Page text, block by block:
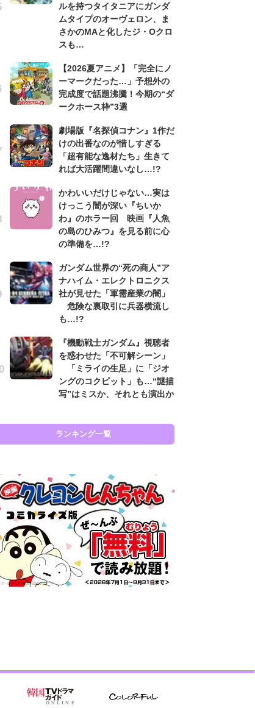
ルを持つタイタニアにガンダ
ムタイプのオーヴェロン、ま
さかのMAと化したジ・Oクロ
スも…
【2026夏アニメ】「完全にノ
ーマークだった…」予想外の
完成度で話題沸騰！今期の“ダ
ークホース枠”3選
劇場版『名探偵コナン』1作だ
けの出番なのが惜しすぎる
「超有能な逸材たち」生きて
れば大活躍間違いなし…!?
かわいいだけじゃない…実は
けっこう闇が深い『ちいか
わ』のホラー回 映画『人魚
の島のひみつ』を見る前に心
の準備を…!?
ガンダム世界の“死の商人”ア
ナハイム・エレクトロニクス
社が見せた「軍需産業の闇」
危険な裏取引に兵器横流し
も…!?
『機動戦士ガンダム』視聴者
を惑わせた「不可解シーン」
「ミライの生足」に「ジオ
ングのコクピット」も…“謎描
写”はミスか、それとも演出か
ランキング一覧